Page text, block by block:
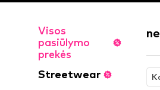
Visos
pasiūlymo
prekės
Streetwear